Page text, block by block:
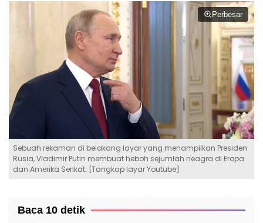
Perbesar
Sebuah rekaman di belakang layar yang menampilkan Presiden
Rusia, Vladimir Putin membuat heboh sejumlah neagra di Eropa
dan Amerika Serikat. [Tangkap layar Youtube]
Baca 10 detik